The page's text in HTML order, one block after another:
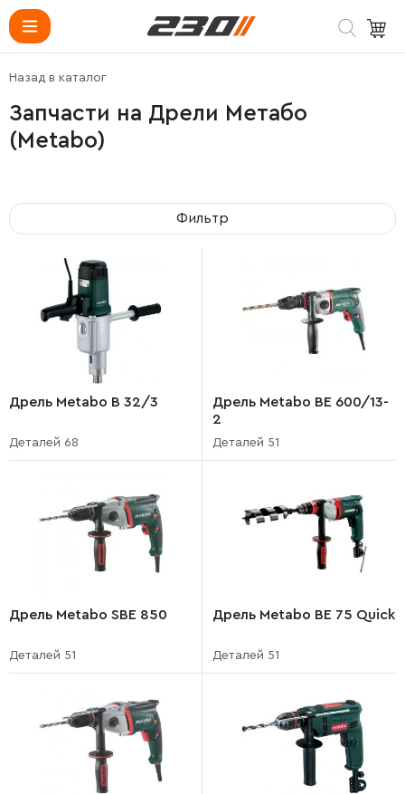
Запчасти на Дрели Метабо
(Metabo)
Назад в каталог
Фильтр
Дрель Metabo B 32/3
Деталей 68
Дрель Metabo BE 600/13-
2
Деталей 51
Дрель Metabo SBE 850
Деталей 51
Дрель Metabo BE 75 Quick
Деталей 51